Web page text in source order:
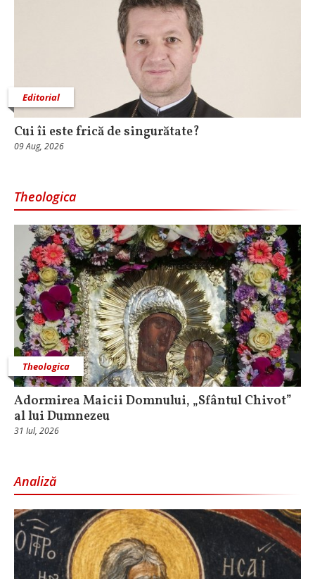
Editorial
Cui îi este frică de singurătate?
09 Aug, 2026
Theologica
Theologica
Adormirea Maicii Domnului, „Sfântul Chivot”
al lui Dumnezeu
31 Iul, 2026
Analiză